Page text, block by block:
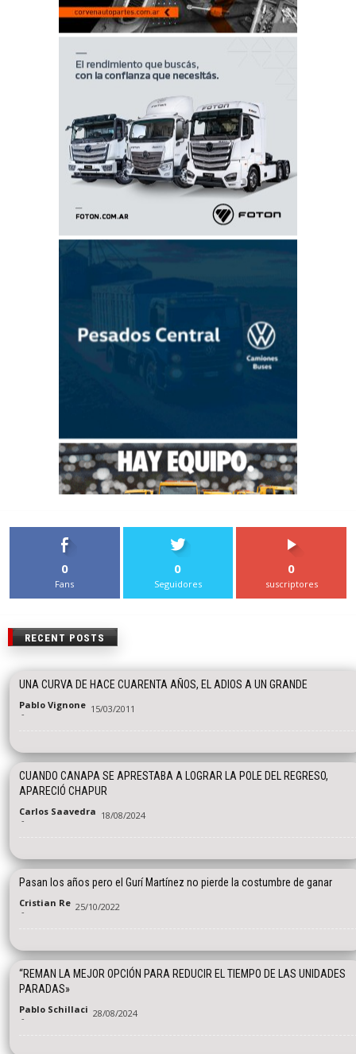
0
Fans
0
Seguidores
0
suscriptores
RECENT POSTS
UNA CURVA DE HACE CUARENTA AÑOS, EL ADIOS A UN GRANDE
Pablo Vignone
- 15/03/2011
CUANDO CANAPA SE APRESTABA A LOGRAR LA POLE DEL REGRESO,
APARECIÓ CHAPUR
Carlos Saavedra
- 18/08/2024
Pasan los años pero el Gurí Martínez no pierde la costumbre de ganar
Cristian Re
- 25/10/2022
“REMAN LA MEJOR OPCIÓN PARA REDUCIR EL TIEMPO DE LAS UNIDADES
PARADAS»
Pablo Schillaci
- 28/08/2024